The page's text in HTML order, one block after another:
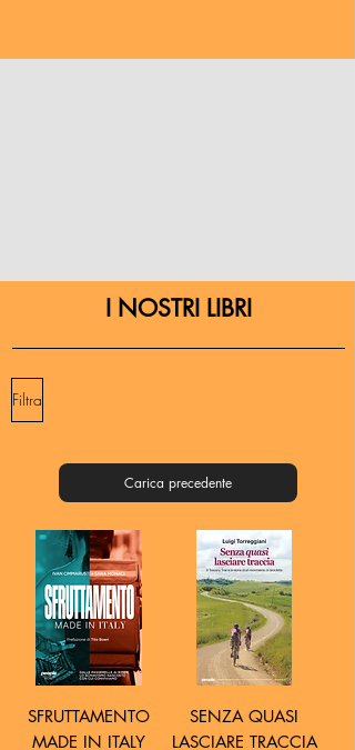
l'insegnamento. La Repubblica detta le
anche se privi di mezzi, hanno diritto di
raggiungere i gradi più alti degli studi.
I NOSTRI LIBRI
Filtra
Carica precedente
SFRUTTAMENTO
MADE IN ITALY
SENZA QUASI
LASCIARE TRACCIA